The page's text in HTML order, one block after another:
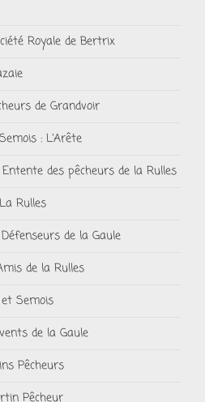
Royale de Bertrix
de Grandvoir
: L’Arête
des pêcheurs de la Rulles
Rulles
de la Gaule
de la Rulles
Semois
de la Gaule
Pêcheurs
Pêcheur